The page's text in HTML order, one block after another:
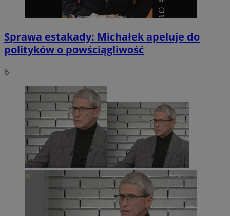
Sprawa estakady: Michałek apeluje do
polityków o powściągliwość
6